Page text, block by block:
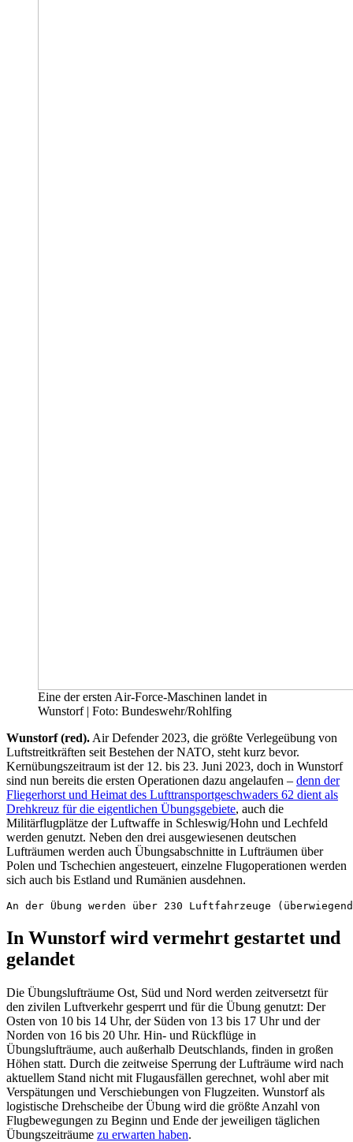
Eine der ersten Air-Force-Maschinen landet in
Wunstorf | Foto: Bundeswehr/Rohlfing
Wunstorf (red). Air Defender 2023, die größte Verlegeübung von
Luftstreitkräften seit Bestehen der NATO, steht kurz bevor.
Kernübungszeitraum ist der 12. bis 23. Juni 2023, doch in Wunstorf
sind nun bereits die ersten Operationen dazu angelaufen – denn der
Fliegerhorst und Heimat des Lufttransportgeschwaders 62 dient als
Drehkreuz für die eigentlichen Übungsgebiete, auch die
Militärflugplätze der Luftwaffe in Schleswig/Hohn und Lechfeld
werden genutzt. Neben den drei ausgewiesenen deutschen
Lufträumen werden auch Übungsabschnitte in Lufträumen über
Polen und Tschechien angesteuert, einzelne Flugoperationen werden
sich auch bis Estland und Rumänien ausdehnen.
An der Übung werden über 230 Luftfahrzeuge
In Wunstorf wird vermehrt gestartet und
gelandet
Die Übungslufträume Ost, Süd und Nord werden zeitversetzt für
den zivilen Luftverkehr gesperrt und für die Übung genutzt: Der
Osten von 10 bis 14 Uhr, der Süden von 13 bis 17 Uhr und der
Norden von 16 bis 20 Uhr. Hin- und Rückflüge in
Übungslufträume, auch außerhalb Deutschlands, finden in großen
Höhen statt. Durch die zeitweise Sperrung der Lufträume wird nach
aktuellem Stand nicht mit Flugausfällen gerechnet, wohl aber mit
Verspätungen und Verschiebungen von Flugzeiten. Wunstorf als
logistische Drehscheibe der Übung wird die größte Anzahl von
Flugbewegungen zu Beginn und Ende der jeweiligen täglichen
Übungszeiträume zu erwarten haben.